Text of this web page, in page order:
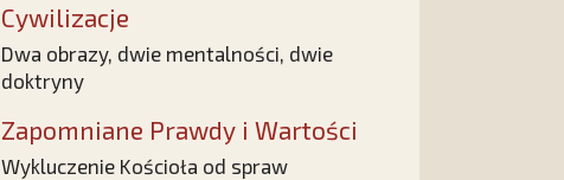
Cywilizacje
Dwa obrazy, dwie mentalności, dwie
doktryny
Zapomniane Prawdy i Wartości
Wykluczenie Kościoła od spraw